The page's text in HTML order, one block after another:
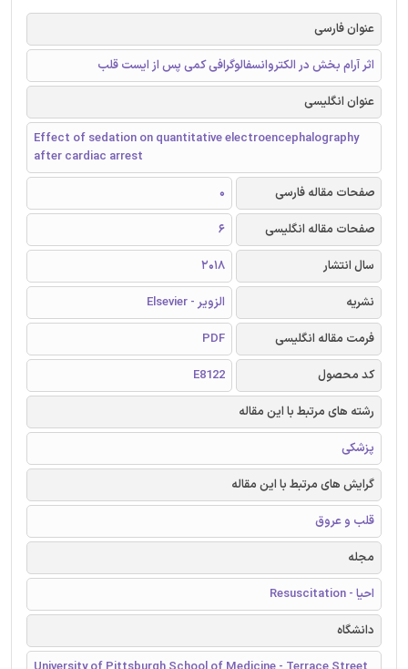
عنوان فارسی
اثر آرام بخش در الکتروانسفالوگرافی کمی پس از ایست قلب
عنوان انگلیسی
Effect of sedation on quantitative electroencephalography
after cardiac arrest
صفحات مقاله فارسی
0
صفحات مقاله انگلیسی
6
سال انتشار
2018
نشریه
الزویر - Elsevier
فرمت مقاله انگلیسی
PDF
کد محصول
E8122
رشته های مرتبط با این مقاله
پزشکی
گرایش های مرتبط با این مقاله
قلب و عروق
مجله
احیا - Resuscitation
دانشگاه